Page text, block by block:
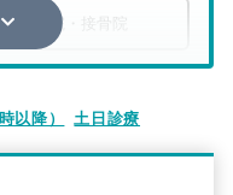
整骨院・接骨院
以降） 土日診療